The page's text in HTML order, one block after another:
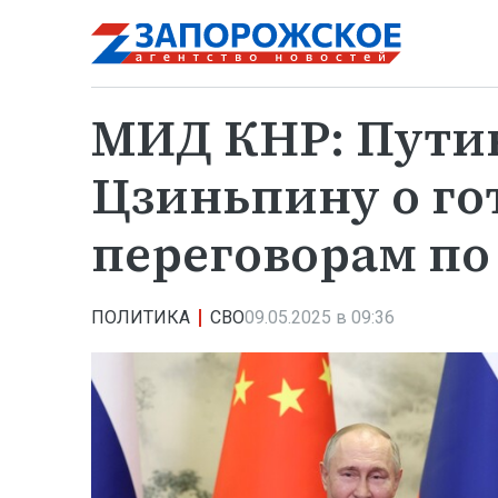
МИД КНР:
Цзиньпину о
переговорам
ПОЛИТИКА СВО09.05.2025 в 09:36